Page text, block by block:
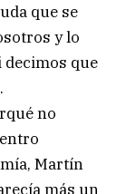
que se
y lo
decimos que
no
Martín
más un